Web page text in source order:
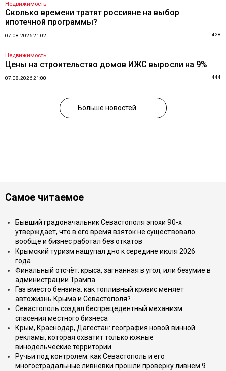
Недвижимость
Сколько времени тратят россияне на выбор
ипотечной программы?
07.08.2026 21:02 428
Недвижимость
Цены на строительство домов ИЖС выросли на 9%
07.08.2026 21:00 444
Больше новостей
Самое читаемое
Бывший градоначальник Севастополя эпохи 90-х
утверждает, что в его время взяток не существовало
вообще и бизнес работал без откатов
Крымский туризм нащупал дно к середине июля 2026
года
Финальный отсчёт: крыса, загнанная в угол, или безумие в
администрации Трампа
Газ вместо бензина: как топливный кризис меняет
автожизнь Крыма и Севастополя?
Севастополь создал беспрецедентный механизм
спасения местного бизнеса
Крым, Краснодар, Дагестан: география новой винной
рекламы, которая охватит только южные
винодельческие территории
Ручьи под контролем: как Севастополь и его
многострадальные ливнёвки прошли проверку ливнем 9